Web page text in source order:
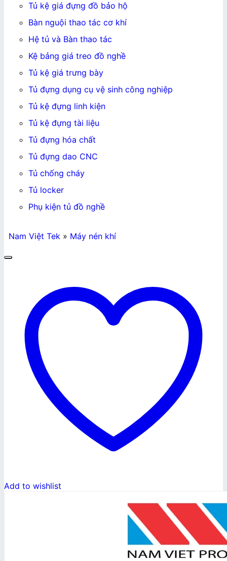
Tủ kệ giá đựng đồ bảo hộ
Bàn nguội thao tác cơ khí
Hệ tủ và Bàn thao tác
Kệ bảng giá treo đồ nghề
Tủ kệ giá trưng bày
Tủ đựng dụng cụ vệ sinh công nghiệp
Tủ kệ đựng linh kiện
Tủ kệ đựng tài liệu
Tủ đựng hóa chất
Tủ đựng dao CNC
Tủ chống cháy
Tủ locker
Phụ kiện tủ đồ nghề
Nam Việt Tek» Máy nén khí
Add to wishlist